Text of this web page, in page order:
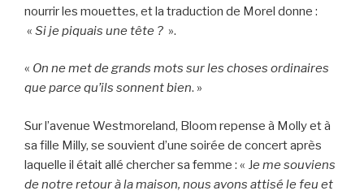
nourrir les mouettes, et la traduction de Morel donne :
« Si je piquais une tête ? ».
« On ne met de grands mots sur les choses ordinaires
que parce qu’ils sonnent bien. »
Sur l’avenue Westmoreland, Bloom repense à Molly et à
sa fille Milly, se souvient d’une soirée de concert après
laquelle il était allé chercher sa femme : « Je me souviens
de notre retour à la maison, nous avons attisé le feu et